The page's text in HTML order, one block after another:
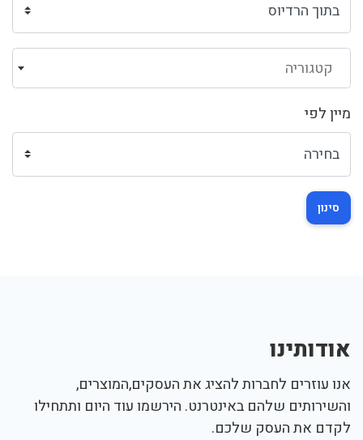
קטגוריה
מיין לפי
סינון
אודותינו
אנו עוזרים לחברות להציג את העסקים,המוצרים,
והשירותים שלהם באינטרנט. הירשמו עוד היום ותתחילו
לקדם את העסק שלכם.